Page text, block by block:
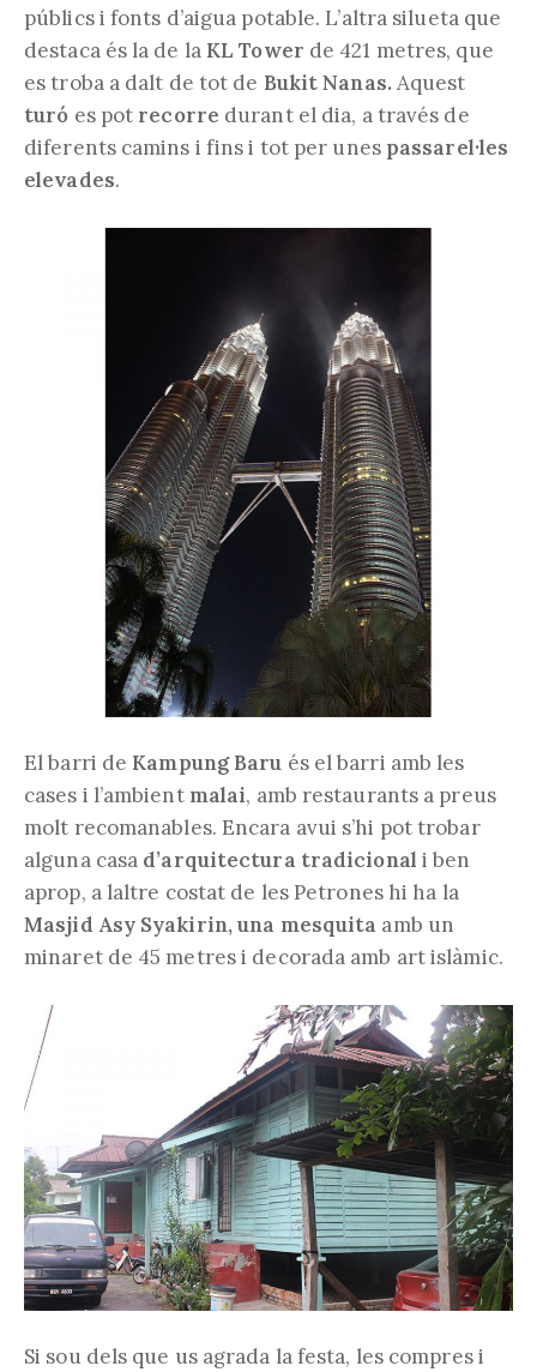
públics i fonts d’aigua potable. L’altra silueta que
destaca és la de la KL Tower de 421 metres, que
es troba a dalt de tot de Bukit Nanas.Aquest
turó es pot recorre durant el dia, a través de
diferents camins i fins i tot per unes passarel·les
elevades.
El barri de Kampung Baru és el barri amb les
cases i l’ambient malai, amb restaurants a preus
molt recomanables. Encara avui s’hi pot trobar
alguna casa d’arquitectura tradicional i ben
aprop, a laltre costat de les Petrones hi ha la
Masjid Asy Syakirin, una mesquita amb un
minaret de 45 metres i decorada amb art islàmic.
Si sou dels que us agrada la festa, les compres i